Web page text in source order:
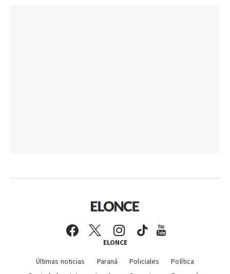
ELONCE
Últimas noticias Paraná Policiales
Política